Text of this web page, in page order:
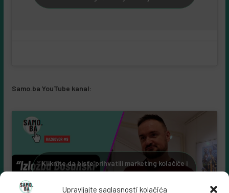
Upravljajte saglasnosti kolačića
Samo.ba YouTube kanal:
Kliknite da biste prihvatili marketing kolačiće i